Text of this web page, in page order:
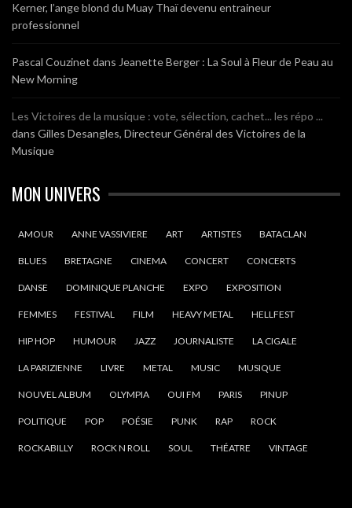
Kerner, l’ange blond du Muay Thaï devenu entraineur
professionnel
Pascal Couzinet dans Jeanette Berger : La Soul à Fleur de Peau au
New Morning
Les Victoires de la musique : vote, sélection, cachet... les répo ...
dans Gilles Desangles, Directeur Général des Victoires de la
Musique
MON UNIVERS
AMOUR ANNE VASSIVIERE ART ARTISTES BATACLAN
BLUES BRETAGNE CINEMA CONCERT CONCERTS
DANSE DOMINIQUE PLANCHE EXPO EXPOSITION
FEMMES FESTIVAL FILM HEAVY METAL HELLFEST
HIP HOP HUMOUR JAZZ JOURNALISTE LA CIGALE
LA PARIZIENNE LIVRE METAL MUSIC MUSIQUE
NOUVEL ALBUM OLYMPIA OUI FM PARIS PINUP
POLITIQUE POP POÉSIE PUNK RAP ROCK
ROCKABILLY ROCK N ROLL SOUL THÉATRE VINTAGE